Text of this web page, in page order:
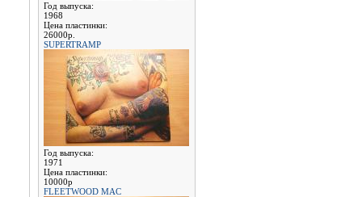
Год выпуска:
1968
Цена пластинки:
26000р.
SUPERTRAMP
Год выпуска:
1971
Цена пластинки:
10000р
FLEETWOOD MAC